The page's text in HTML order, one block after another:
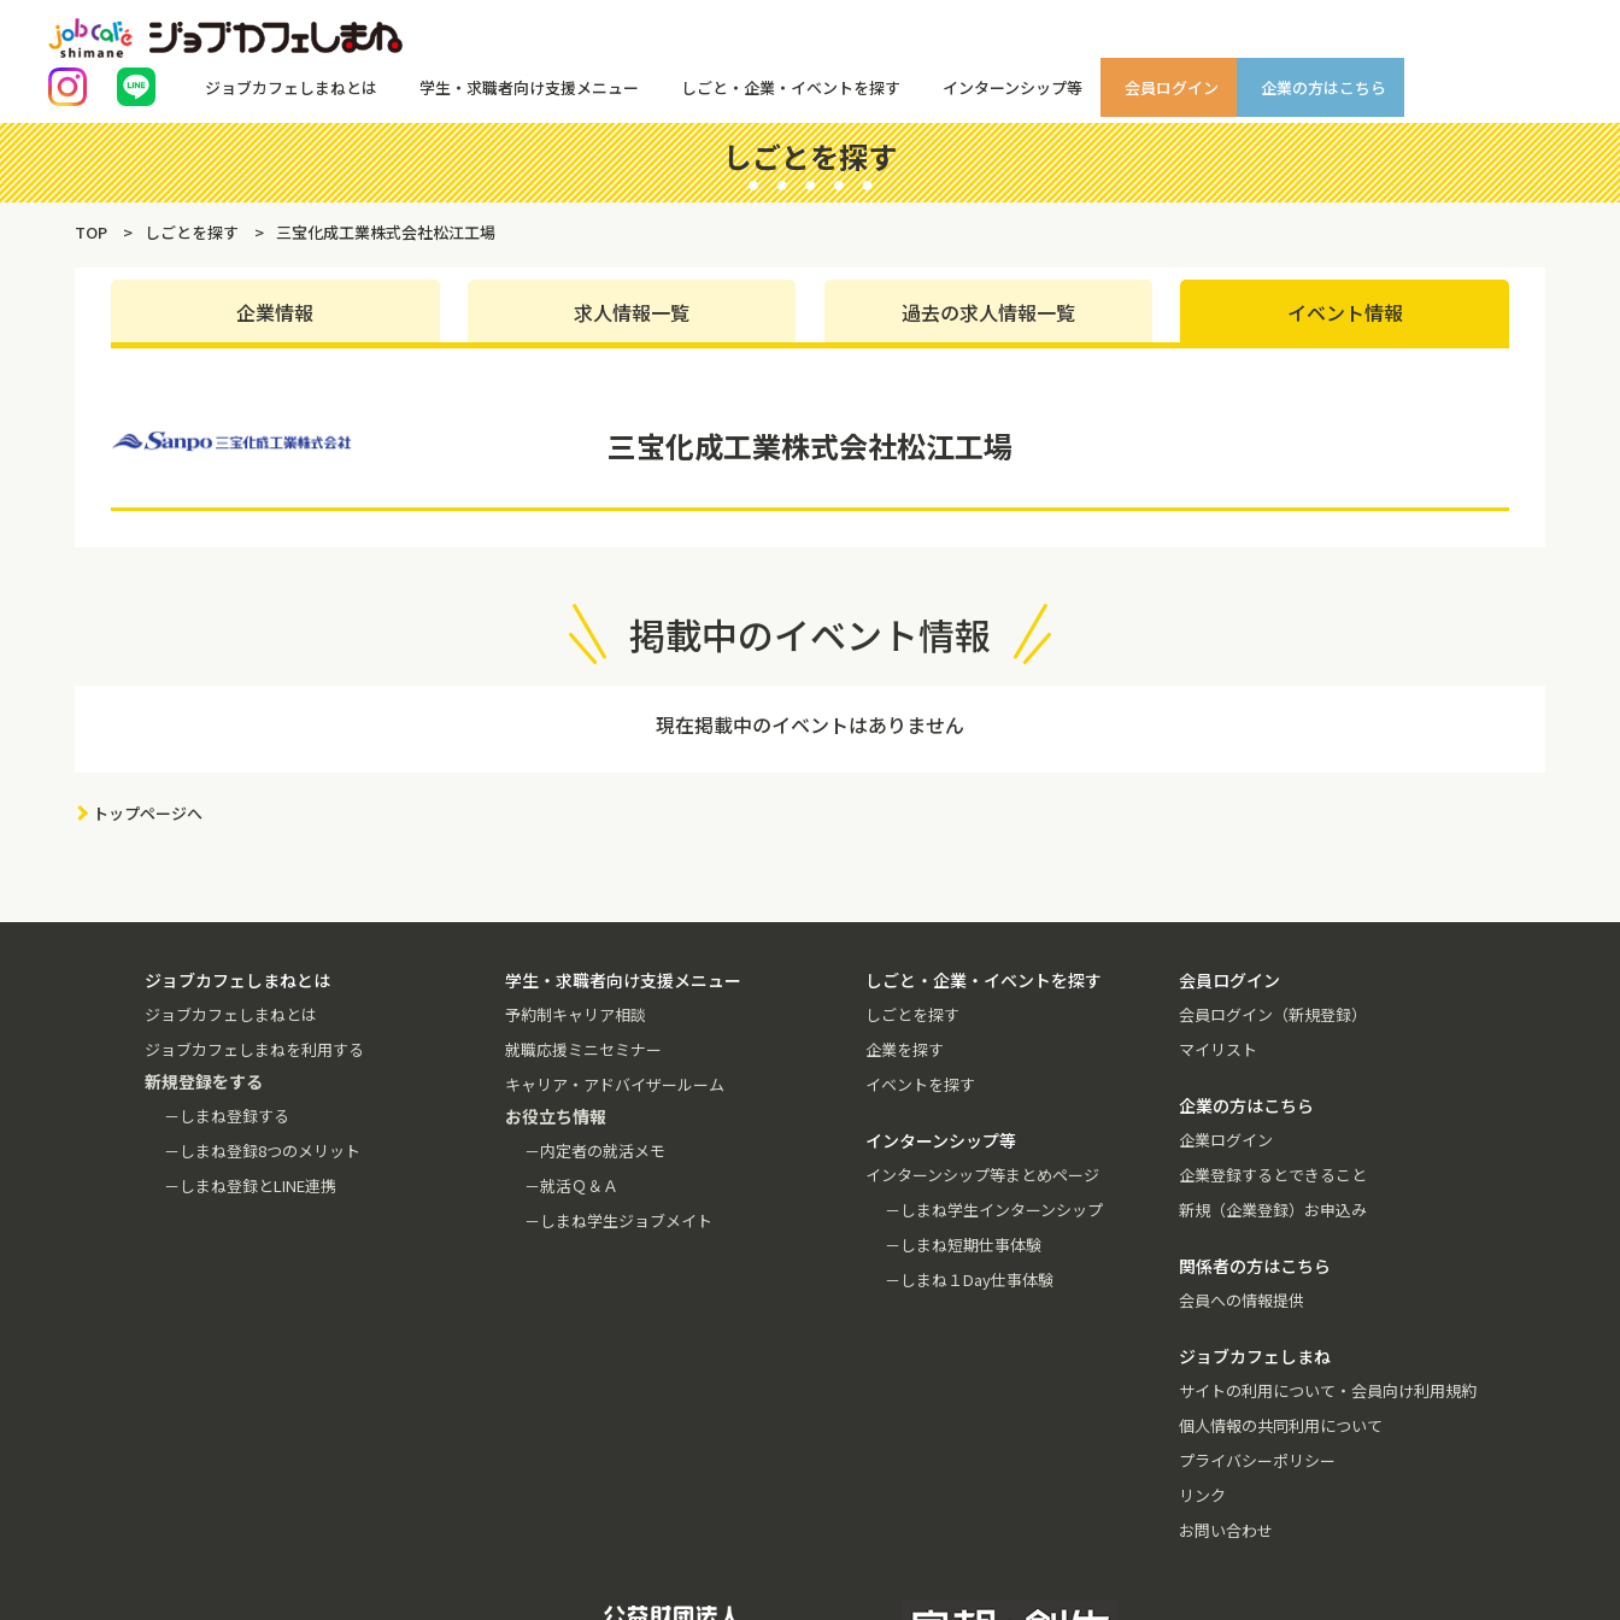
ジョブカフェしまねとは 学生・求職者向け支援メニュー しごと・企業・イベントを探す インターンシップ等 会員ログイン 企業の方はこちら
しごとを探す
TOP しごとを探す 三宝化成工業株式会社松江工場
企業情報 求人情報一覧 過去の求人情報一覧 イベント情報
三宝化成工業株式会社松江工場
掲載中のイベント情報
現在掲載中のイベントはありません
トップページへ
ジョブカフェしまねとは
ジョブカフェしまねとは
ジョブカフェしまねを利用する
新規登録をする
－しまね登録する
－しまね登録8つのメリット
－しまね登録とLINE連携
学生・求職者向け支援メニュー
予約制キャリア相談
就職応援ミニセミナー
キャリア・アドバイザールーム
お役立ち情報
－内定者の就活メモ
－就活Ｑ＆Ａ
－しまね学生ジョブメイト
しごと・企業・イベントを探す
しごとを探す
企業を探す
イベントを探す
インターンシップ等
インターンシップ等まとめページ
－しまね学生インターンシップ
－しまね短期仕事体験
－しまね１Day仕事体験
会員ログイン
会員ログイン（新規登録）
マイリスト
企業の方はこちら
企業ログイン
企業登録するとできること
新規（企業登録）お申込み
関係者の方はこちら
会員への情報提供
ジョブカフェしまね
サイトの利用について・会員向け利用規約
個人情報の共同利用について
プライバシーポリシー
リンク
お問い合わせ